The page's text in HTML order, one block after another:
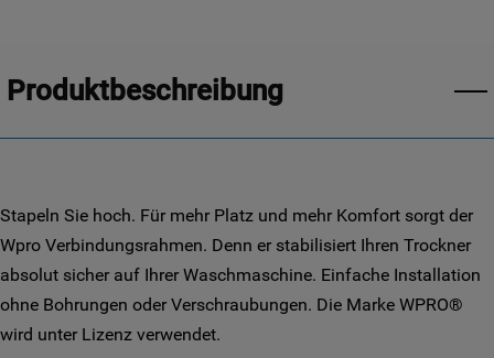
Produktbeschreibung
Stapeln Sie hoch. Für mehr Platz und mehr Komfort sorgt der
Wpro Verbindungsrahmen. Denn er stabilisiert Ihren Trockner
absolut sicher auf Ihrer Waschmaschine. Einfache Installation
ohne Bohrungen oder Verschraubungen. Die Marke WPRO®
wird unter Lizenz verwendet.